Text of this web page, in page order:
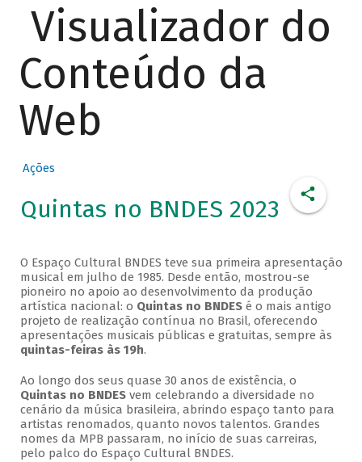
Visualizador do
Conteúdo da
Web
Ações
Quintas no BNDES 2023
O Espaço Cultural BNDES teve sua primeira apresentação
musical em julho de 1985. Desde então, mostrou-se
pioneiro no apoio ao desenvolvimento da produção
artística nacional: o Quintas no BNDESé o mais antigo
projeto de realização contínua no Brasil, oferecendo
apresentações musicais públicas e gratuitas, sempre às
quintas-feiras às 19h.
Ao longo dos seus quase 30 anos de existência, o
Quintas no BNDESvem celebrando a diversidade no
cenário da música brasileira, abrindo espaço tanto para
artistas renomados, quanto novos talentos. Grandes
nomes da MPB passaram, no início de suas carreiras,
pelo palco do Espaço Cultural BNDES.